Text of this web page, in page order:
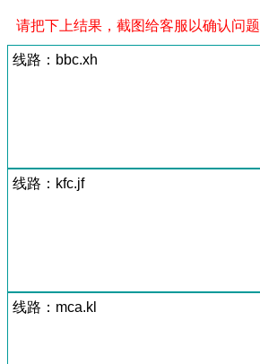
请把下上结果，截图给客服以确认问题
线路：bbc.xh
线路：kfc.jf
线路：mca.kl